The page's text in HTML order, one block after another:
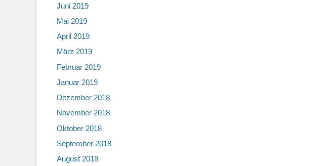
Juni 2019
Mai 2019
April 2019
März 2019
Februar 2019
Januar 2019
Dezember 2018
November 2018
Oktober 2018
September 2018
August 2018